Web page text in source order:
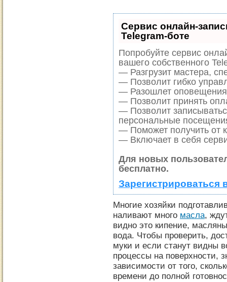
Сервис онлайн-
Telegram-боте
Попробуйте сервис
вашего собственного
— Разгрузит мастера,
— Позволит гибко
— Разошлет оповещения
— Позволит принять
— Позволит
персональные
— Поможет получить от
— Включает в себя
Для новых
бесплатно.
Зарегистрироваться
Многие хозяйки
наливают много масла,
видно это кипение,
вода. Чтобы проверить,
муки и если станут видны
процессы на поверхности,
зависимости от того,
времени до полной